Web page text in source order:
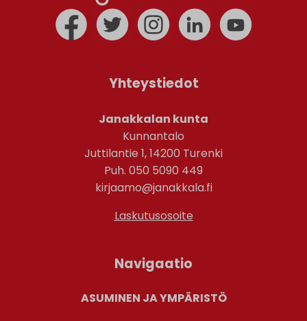
Yhteystiedot
Janakkalan kunta
Kunnantalo
Juttilantie 1, 14200 Turenki
Puh. 050 5090 449
kirjaamo@janakkala.fi
Laskutusosoite
Navigaatio
ASUMINEN JA YMPÄRISTÖ